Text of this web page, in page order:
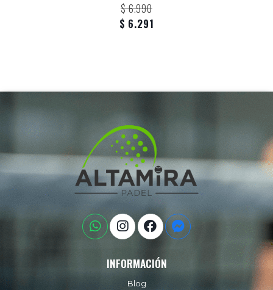
$ 6.990
$ 6.291
INFORMACIÓN
Blog